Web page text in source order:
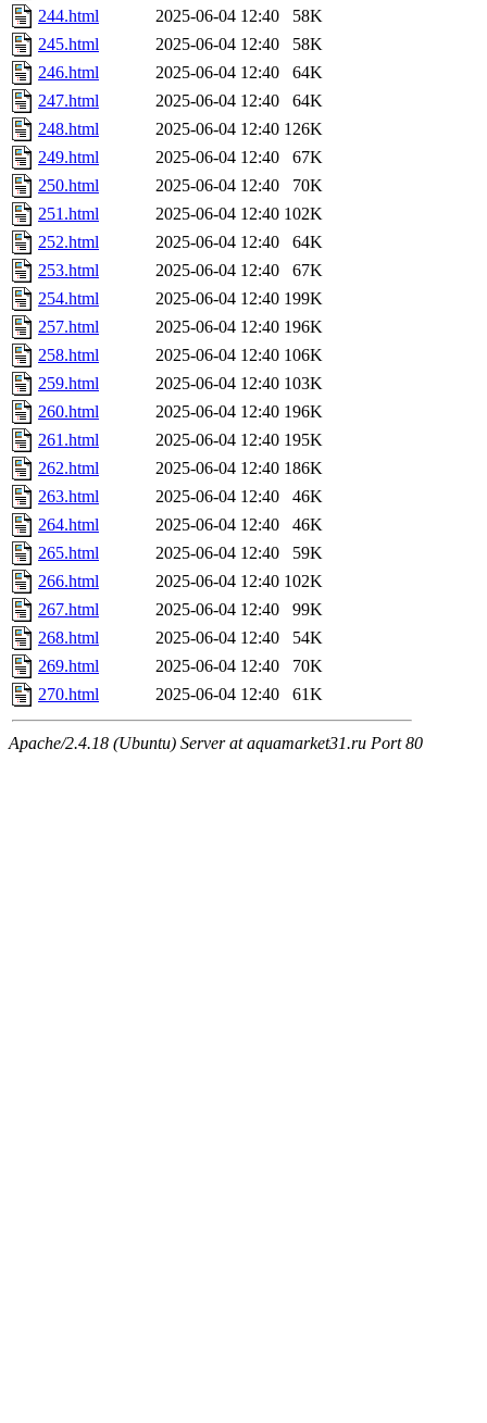
244.html
2025-06-04 12:40
58K
245.html
2025-06-04 12:40
58K
246.html
2025-06-04 12:40
64K
247.html
2025-06-04 12:40
64K
248.html
2025-06-04 12:40 126K
249.html
2025-06-04 12:40
67K
250.html
2025-06-04 12:40
70K
251.html
2025-06-04 12:40 102K
252.html
2025-06-04 12:40
64K
253.html
2025-06-04 12:40
67K
254.html
2025-06-04 12:40 199K
257.html
2025-06-04 12:40 196K
258.html
2025-06-04 12:40 106K
259.html
2025-06-04 12:40 103K
260.html
2025-06-04 12:40 196K
261.html
2025-06-04 12:40 195K
262.html
2025-06-04 12:40 186K
263.html
2025-06-04 12:40
46K
264.html
2025-06-04 12:40
46K
265.html
2025-06-04 12:40
59K
266.html
2025-06-04 12:40 102K
267.html
2025-06-04 12:40
99K
268.html
2025-06-04 12:40
54K
269.html
2025-06-04 12:40
70K
270.html
2025-06-04 12:40 61K
Apache/2.4.18 (Ubuntu) Server at aquamarket31.ru Port 80